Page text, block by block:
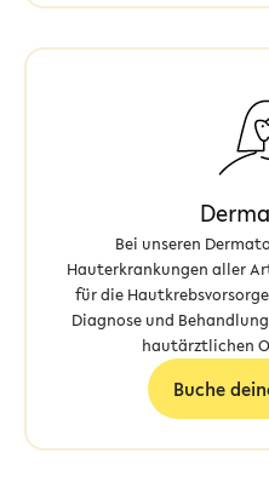
Bei unseren
Hauterkrankungen aller
für die
Diagnose und
hautärztlichen
Buche